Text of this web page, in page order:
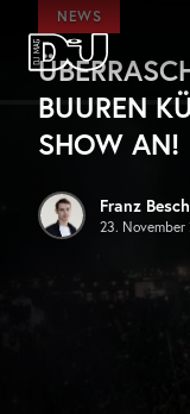
Zum Hauptinhalt
DJ Mag Germany
NEWS
BUUREN
SHOW AN!
Franz
23. November